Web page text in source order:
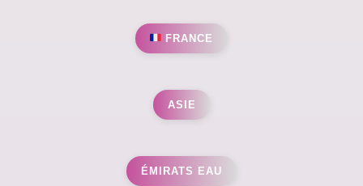
FRANCE
ASIE
ÉMIRATS EAU